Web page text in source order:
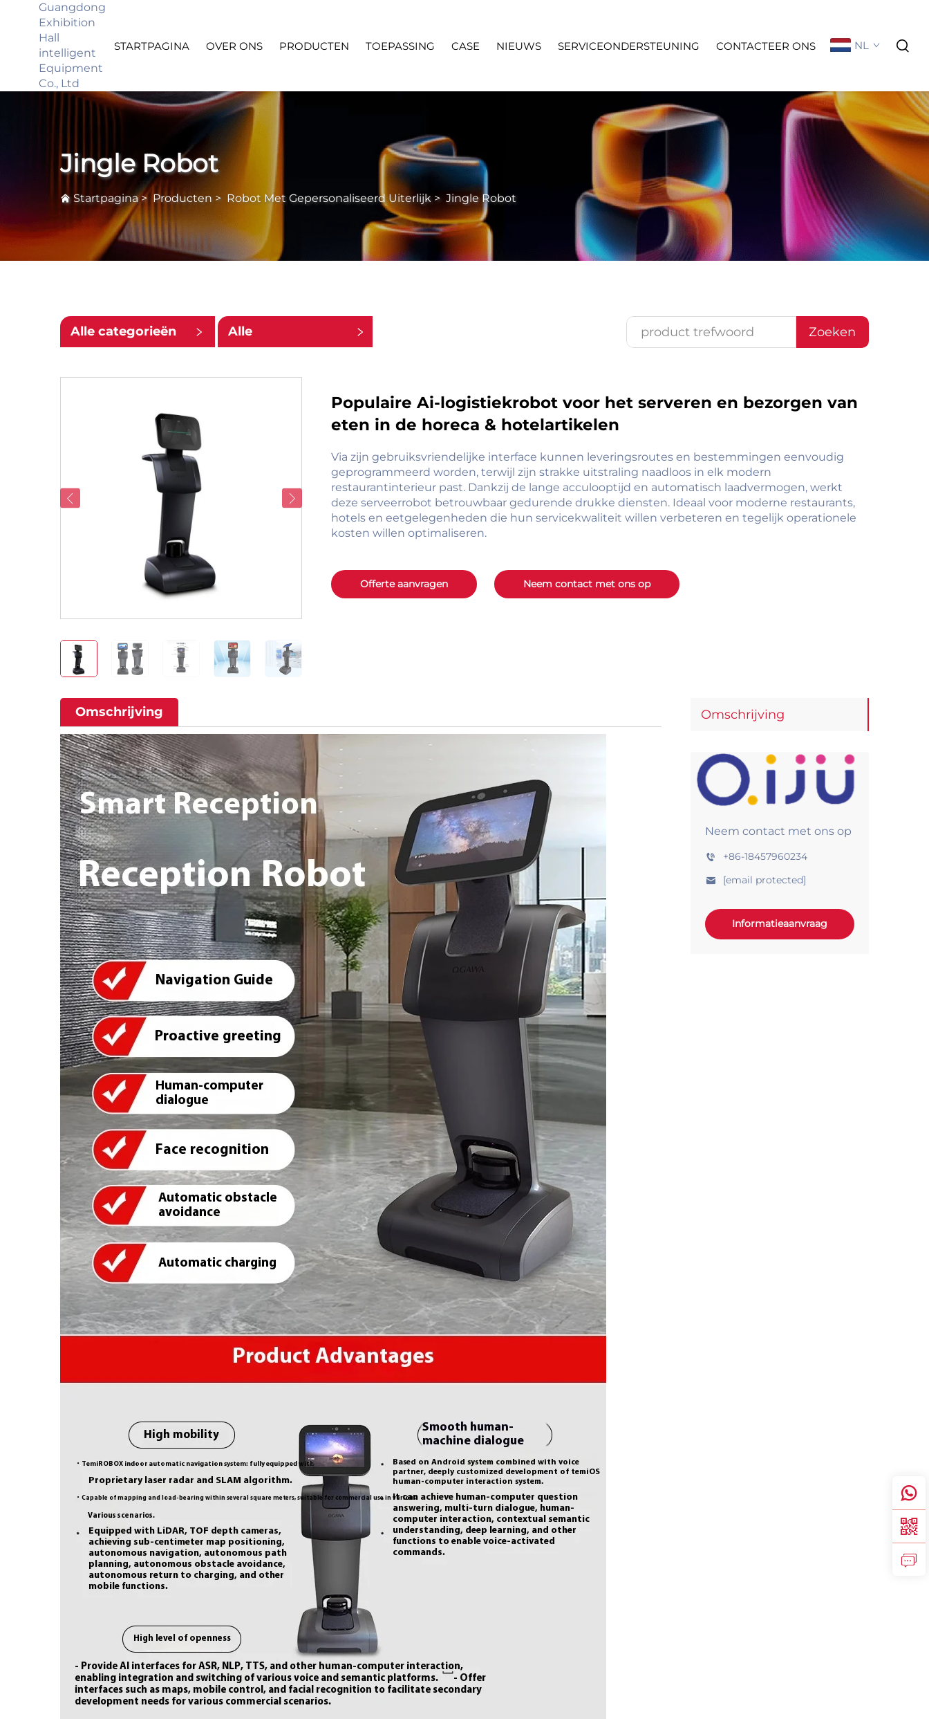
Guangdong
Exhibition
Hall
intelligent
Equipment
Co., Ltd
STARTPAGINA OVER ONS PRODUCTEN TOEPASSING CASE NIEUWS SERVICEONDERSTEUNING CONTACTEER ONS NL
Jingle Robot
Startpagina> Producten > Robot Met Gepersonaliseerd Uiterlijk> Jingle Robot
Alle categorieën Alle Zoeken
Populaire Ai-logistiekrobot voor het serveren en bezorgen van
eten in de horeca & hotelartikelen
Via zijn gebruiksvriendelijke interface kunnen leveringsroutes en bestemmingen eenvoudig
geprogrammeerd worden, terwijl zijn strakke uitstraling naadloos in elk modern
restaurantinterieur past. Dankzij de lange acculooptijd en automatisch laadvermogen, werkt
deze serveerrobot betrouwbaar gedurende drukke diensten. Ideaal voor moderne restaurants,
hotels en eetgelegenheden die hun servicekwaliteit willen verbeteren en tegelijk operationele
kosten willen optimaliseren.
Offerte aanvragen Neem contact met ons op
Omschrijving
Neem contact met ons op
+86-18457960234
[email protected]
Informatieaanvraag
Omschrijving